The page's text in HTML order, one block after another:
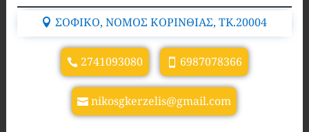
ΣΟΦΙΚΟ, ΝΟΜΟΣ ΚΟΡΙΝΘΙΑΣ, TK.20004
2741093080 6987078366
nikosgkerzelis@gmail.com